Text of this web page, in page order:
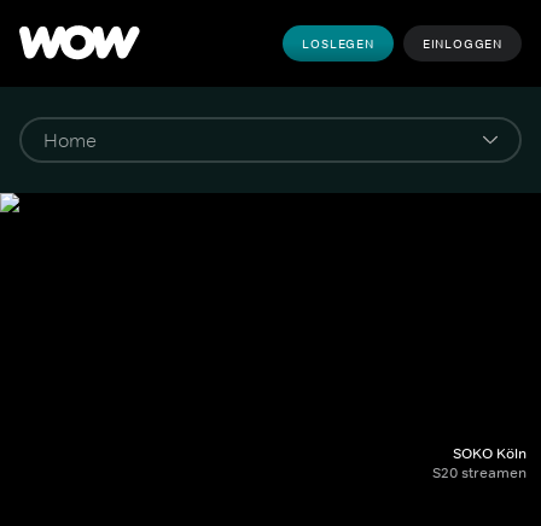
LOSLEGEN EINLOGGEN
SOKO Köln
S20 streamen